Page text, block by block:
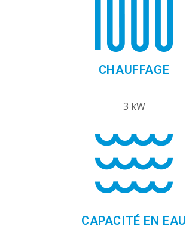
CHAUFFAGE
3 kW
CAPACITÉ EN EAU